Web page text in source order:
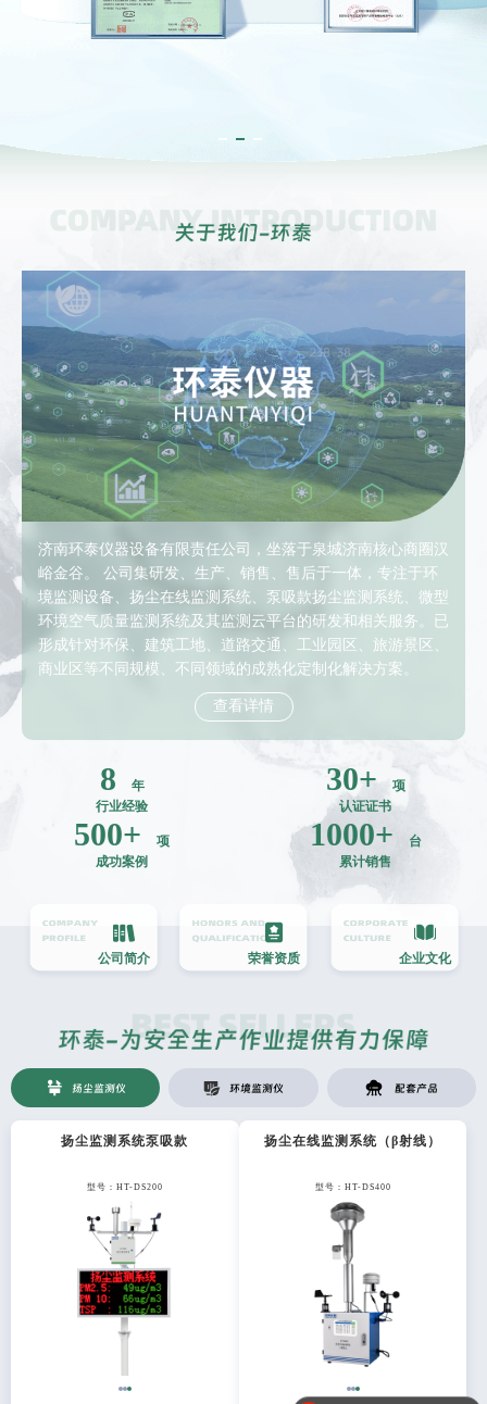
济南环泰仪器设备有限责任公司，坐落于泉城济南核心商圈汉
峪金谷。 公司集研发、生产、销售、售后于一体，专注于环
境监测设备、扬尘在线监测系统、泵吸款扬尘监测系统、微型
环境空气质量监测系统及其监测云平台的研发和相关服务。已
形成针对环保、建筑工地、道路交通、工业园区、旅游景区、
商业区等不同规模、不同领域的成熟化定制化解决方案。
查看详情
8
年
行业经验
30+
项
认证证书
500+
项
成功案例
1000+
台
累计销售
公司简介 荣誉资质 企业文化
扬尘监测仪 环境监测仪 配套产品
扬尘监测系统泵吸款
型号：HT-DS200
扬尘在线监测系统（β射线）
型号：HT-DS400
可以监测什么项目？